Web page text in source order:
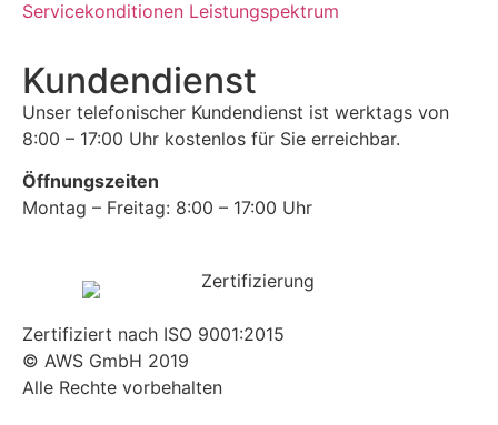
Servicekonditionen Leistungspektrum
Kundendienst
Unser telefonischer Kundendienst ist werktags von
8:00 – 17:00 Uhr kostenlos für Sie erreichbar.
Öffnungszeiten
Montag – Freitag: 8:00 – 17:00 Uhr
Zertifiziert nach ISO 9001:2015
© AWS GmbH 2019
Alle Rechte vorbehalten